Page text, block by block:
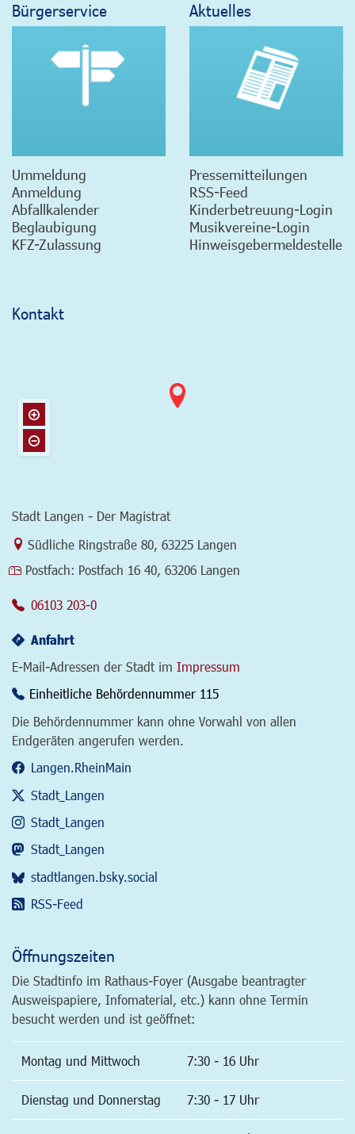
Bürgerservice
Ummeldung
Anmeldung
Abfallkalender
Beglaubigung
KFZ-Zulassung
Aktuelles
Pressemitteilungen
RSS-Feed
Kinderbetreuung-Login
Musikvereine-Login
Hinweisgebermeldestelle
Kontakt
Stadt Langen - Der Magistrat
Link zur Google-Maps Navigation
Südliche Ringstraße 80 63225 Langen
Postfach: Postfach 16 40, 63206 Langen
06103 203-0
Anfahrt
E-Mail-Adressen der Stadt im Impressum
Einheitliche Behördennummer 115
Die Behördennummer kann ohne Vorwahl von allen
Endgeräten angerufen werden.
Langen.RheinMain
Stadt_Langen
Stadt_Langen
Stadt_Langen
stadtlangen.bsky.social
RSS-Feed
Öffnungszeiten
Die Stadtinfo im Rathaus-Foyer (Ausgabe beantragter
Ausweispapiere, Infomaterial, etc.) kann ohne Termin
besucht werden und ist geöffnet:
Montag und Mittwoch 7:30 - 16 Uhr
Dienstag und Donnerstag 7:30 - 17 Uhr